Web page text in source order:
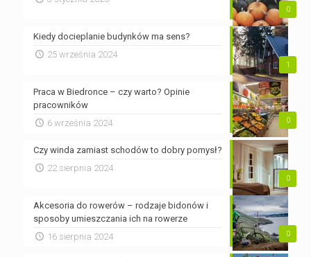
0
1
Kiedy docieplanie budynków ma sens?
25 września 2024
0
Praca w Biedronce – czy warto? Opinie
pracowników
6 września 2024
0
Czy winda zamiast schodów to dobry pomysł?
22 sierpnia 2024
0
Akcesoria do rowerów – rodzaje bidonów i
sposoby umieszczania ich na rowerze
16 sierpnia 2024